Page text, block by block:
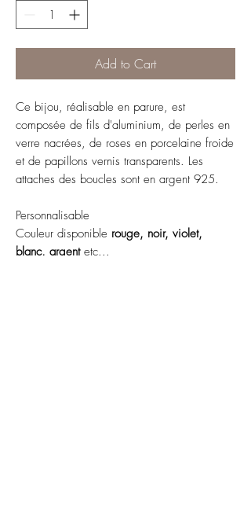
Add to Cart
Ce bijou, réalisable en parure, est
composée de fils d'aluminium, de perles en
verre nacrées, de roses en porcelaine froide
et de papillons vernis transparents. Les
attaches des boucles sont en argent 925.
Personnalisable
Couleur disponible rouge, noir, violet,
blanc, argentetc...